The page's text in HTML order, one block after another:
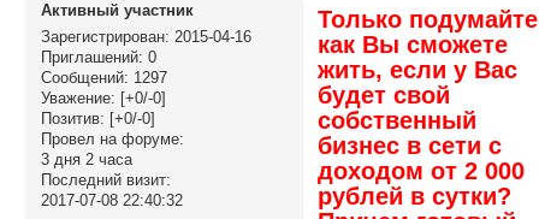
Активный участник
Зарегистрирован: 2015-04-16
Приглашений: 0
Сообщений: 1297
Уважение: [+0/-0]
Позитив: [+0/-0]
Провел на форуме:
3 дня 2 часа
Последний визит:
2017-07-08 22:40:32
Только
как Вы сможете
жить, если у Вас
будет свой
собственный
бизнес в сети с
доходом от 2 000
рублей в сутки?